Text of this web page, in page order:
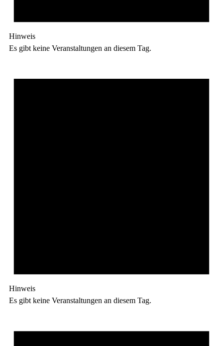
Hinweis
Es gibt keine Veranstaltungen an diesem Tag.
Hinweis
Es gibt keine Veranstaltungen an diesem Tag.